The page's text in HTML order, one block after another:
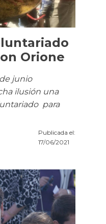
Orione
junio
ilusión una
para
Publicada el:
17/06/2021